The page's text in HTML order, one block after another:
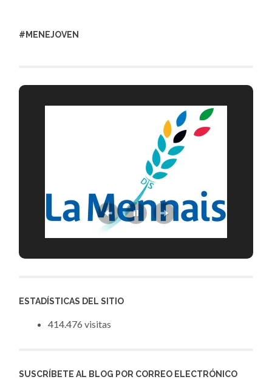
#MENEJOVEN
ESTADÍSTICAS DEL SITIO
414.476 visitas
SUSCRÍBETE AL BLOG POR CORREO ELECTRÓNICO